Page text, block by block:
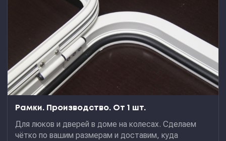
Рамки. Производство. От 1 шт.
Для люков и дверей в доме на колесах. Сделаем
чётко по вашим размерам и доставим, куда